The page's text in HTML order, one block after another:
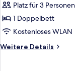
Doppelbett
(with
SofaBed,
Free
Hot
Platz für 3 Personen
1 Doppelbett
Kostenloses WLAN
Weitere Details
Weitere